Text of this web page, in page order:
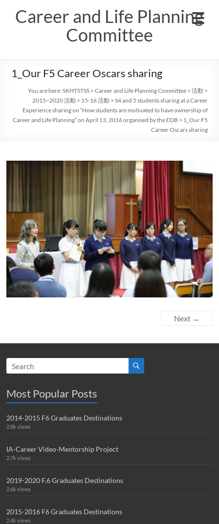
contentCareer and Life Planning
Committee
1_Our F5 Career Oscars sharing
You are here:SKHTSTSS >Career and Life Planning Committee >活動 >
2015~2020 活動 > 15-16 活動 >S4 and 5 students sharing at a Career
Experience sharing on “How students are motivated to have ownership of
Career and Life Planning” on April 13, 2016 organised by the EDB > 1_Our F5
Career Oscars sharing
Next →
Most Popular Posts
2014-2015 F6 Graduates Destinations
2.8k views
IA-Career Video-Mentorship Project
2.7k views
2019-2020 F.6 Graduates Destinations
2.6k views
2015-2016 F6 Graduates Destinations
2.4k views